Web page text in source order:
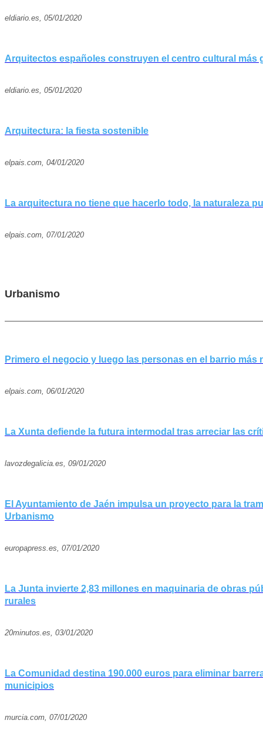
eldiario.es, 05/01/2020
Arquitectos españoles construyen el centro cultural más
eldiario.es, 05/01/2020
Arquitectura: la fiesta sostenible
elpais.com, 04/01/2020
La arquitectura no tiene que hacerlo todo, la naturaleza
elpais.com, 07/01/2020
Urbanismo
Primero el negocio y luego las personas en el barrio más
elpais.com, 06/01/2020
La Xunta defiende la futura intermodal tras arreciar las
lavozdegalicia.es, 09/01/2020
El Ayuntamiento de Jaén impulsa un proyecto para la
Urbanismo
europapress.es, 07/01/2020
La Junta invierte 2,83 millones en maquinaria de obras
rurales
20minutos.es, 03/01/2020
La Comunidad destina 190.000 euros para eliminar
municipios
murcia.com, 07/01/2020